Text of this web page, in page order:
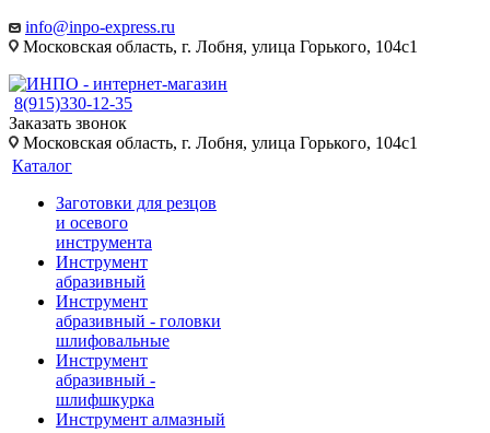
info@inpo-express.ru
Московская область, г. Лобня, улица Горького, 104с1
8(915)330-12-35
Заказать звонок
Московская область, г. Лобня, улица Горького, 104с1
Каталог
Заготовки для резцов
и осевого
инструмента
Инструмент
абразивный
Инструмент
абразивный - головки
шлифовальные
Инструмент
абразивный -
шлифшкурка
Инструмент алмазный